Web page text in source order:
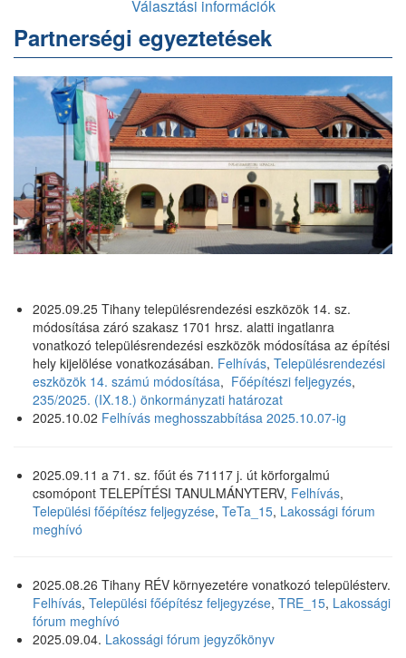
Választási információk
Partnerségi egyeztetések
2025.09.25 Tihany településrendezési eszközök 14. sz.
módosítása záró szakasz 1701 hrsz. alatti ingatlanra
vonatkozó településrendezési eszközök módosítása az építési
hely kijelölése vonatkozásában. Felhívás, Településrendezési
eszközök 14. számú módosítása, Főépítészi feljegyzés,
235/2025. (IX.18.) önkormányzati határozat
2025.10.02 Felhívás meghosszabbítása 2025.10.07-ig
2025.09.11 a 71. sz. főút és 71117 j. út körforgalmú
csomópont TELEPÍTÉSI TANULMÁNYTERV, Felhívás,
Települési főépítész feljegyzése, TeTa_15, Lakossági fórum
meghívó
2025.08.26 Tihany RÉV környezetére vonatkozó településterv.
Felhívás, Települési főépítész feljegyzése, TRE_15, Lakossági
fórum meghívó
2025.09.04. Lakossági fórum jegyzőkönyv